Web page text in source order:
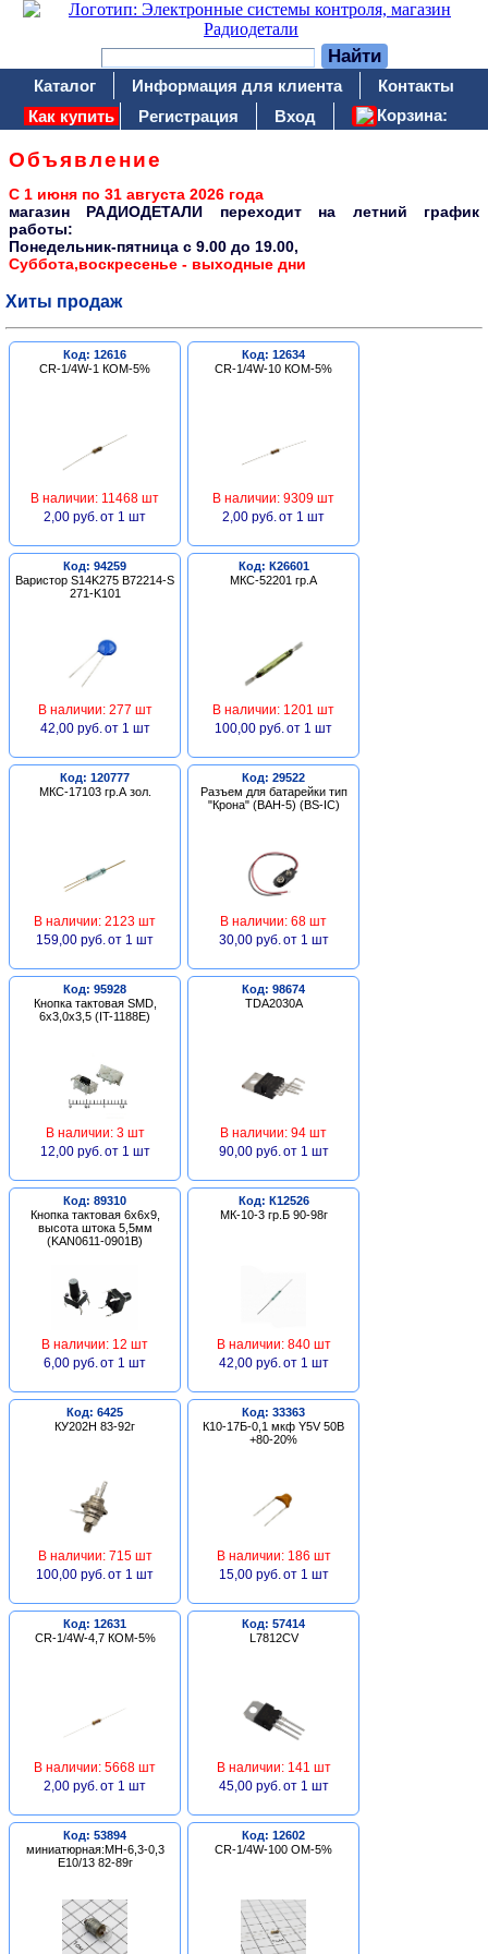
Каталог Информация для клиента
Контакты
Как купить
Регистрация Вход Корзина:
Объявление
С 1 июня по 31 августа 2026 года
магазин РАДИОДЕТАЛИ переходит на летний график
работы:
Понедельник-пятница c 9.00 до 19.00,
Суббота,воскресенье - выходные дни
Хиты продаж
Код: 12616
CR-1/4W-1 КОМ-5%
В наличии: 11468 шт
2,00 руб. от 1 шт
Код: 12634
CR-1/4W-10 КОМ-5%
В наличии: 9309 шт
2,00 руб. от 1 шт
Код: 94259
Варистор S14K275 B72214-S
271-K101
В наличии: 277 шт
42,00 руб. от 1 шт
Код: К26601
МКС-52201 гр.А
В наличии: 1201 шт
100,00 руб. от 1 шт
Код: 120777
МКС-17103 гр.А зол.
В наличии: 2123 шт
159,00 руб. от 1 шт
Код: 29522
Разъем для батарейки тип
"Крона" (BAH-5) (BS-IC)
В наличии: 68 шт
30,00 руб. от 1 шт
Код: 95928
Кнопка тактовая SMD,
6х3,0х3,5 (IT-1188E)
В наличии: 3 шт
12,00 руб. от 1 шт
Код: 98674
TDA2030A
В наличии: 94 шт
90,00 руб. от 1 шт
Код: 89310
Кнопка тактовая 6х6х9,
высота штока 5,5мм
(KAN0611-0901B)
В наличии: 12 шт
6,00 руб. от 1 шт
Код: К12526
МК-10-3 гр.Б 90-98г
В наличии: 840 шт
42,00 руб. от 1 шт
Код: 6425
КУ202Н 83-92г
В наличии: 715 шт
100,00 руб. от 1 шт
Код: 33363
К10-17Б-0,1 мкф Y5V 50В
+80-20%
В наличии: 186 шт
15,00 руб. от 1 шт
Код: 12631
CR-1/4W-4,7 КОМ-5%
В наличии: 5668 шт
2,00 руб. от 1 шт
Код: 57414
L7812CV
В наличии: 141 шт
45,00 руб. от 1 шт
Код: 53894
миниатюрная:МН-6,3-0,3
Е10/13 82-89г
Код: 12602
CR-1/4W-100 ОМ-5%